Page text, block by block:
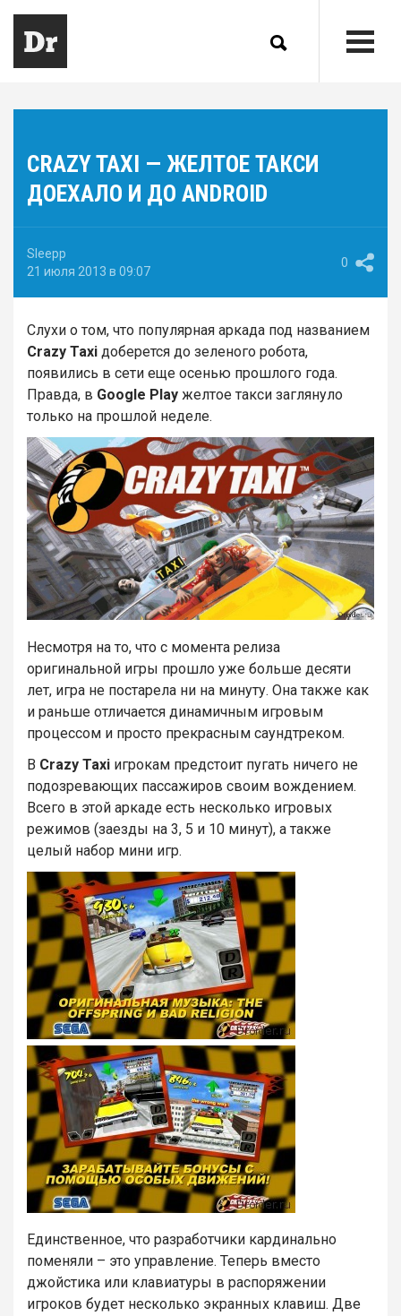
CRAZY TAXI — ЖЕЛТОЕ ТАКСИ
ДОЕХАЛО И ДО ANDROID
Sleepp
21 июля 2013 в 09:07
0
Слухи о том, что популярная аркада под названием
Crazy Taxi доберется до зеленого робота,
появились в сети еще осенью прошлого года.
Правда, в Google Play желтое такси заглянуло
только на прошлой неделе.
Несмотря на то, что с момента релиза
оригинальной игры прошло уже больше десяти
лет, игра не постарела ни на минуту. Она также как
и раньше отличается динамичным игровым
процессом и просто прекрасным саундтреком.
В Crazy Taxi игрокам предстоит пугать ничего не
подозревающих пассажиров своим вождением.
Всего в этой аркаде есть несколько игровых
режимов (заезды на 3, 5 и 10 минут), а также
целый набор мини игр.
Единственное, что разработчики кардинально
поменяли – это управление. Теперь вместо
джойстика или клавиатуры в распоряжении
игроков будет несколько экранных клавиш. Две